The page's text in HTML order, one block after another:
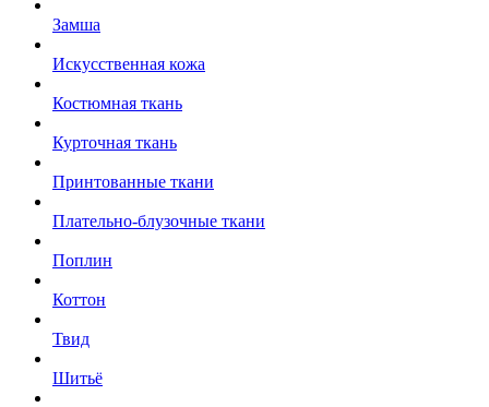
Замша
Искусственная кожа
Костюмная ткань
Курточная ткань
Принтованные ткани
Плательно-блузочные ткани
Поплин
Коттон
Твид
Шитьё